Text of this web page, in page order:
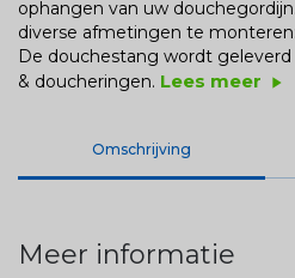
ophangen van uw
diverse afmetingen te
De douchestang wordt
& doucheringen. Lees meer play_arrow
Omschrijving
Meer informatie